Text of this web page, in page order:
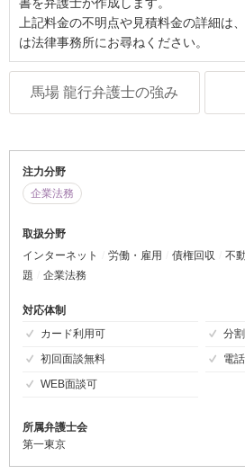
上記料金の不明点や見積料金の詳細は
は法律事務所にお尋ねください。
馬場 龍行弁護士の強み
注力分野
企業法務
取扱分野
インターネット
労働・雇用 債権回収 不
題
企業法務
対応体制
カード利用可
分
初回面談無料
電
WEB面談可
所属弁護士会
第一東京